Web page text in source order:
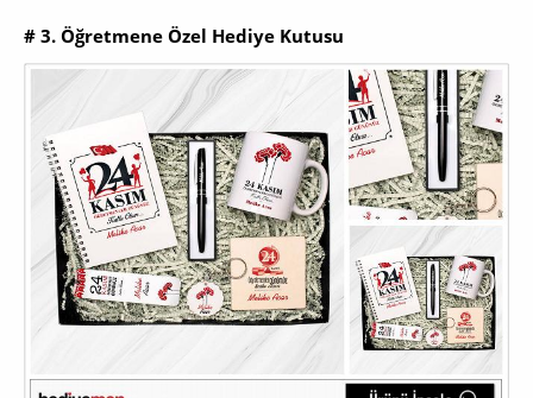
# 3. Öğretmene Özel Hediye Kutusu